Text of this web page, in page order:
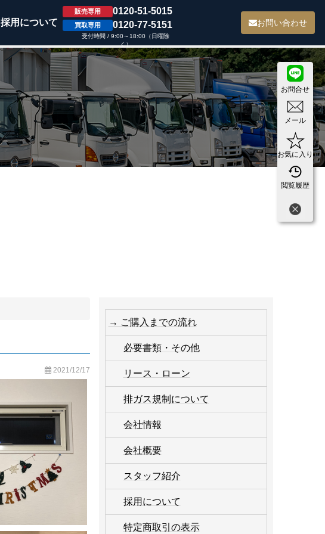
採用について
販売専用 0120-51-5015
買取専用 0120-77-5151
受付時間 / 9:00～18:00（日曜除
く）
お問い合わせ
お問合せ
メール
お気に入り
閲覧履歴
2021/12/17
→ ご購入までの流れ
必要書類・その他
リース・ローン
排ガス規制について
会社情報
会社概要
スタッフ紹介
採用について
特定商取引の表示